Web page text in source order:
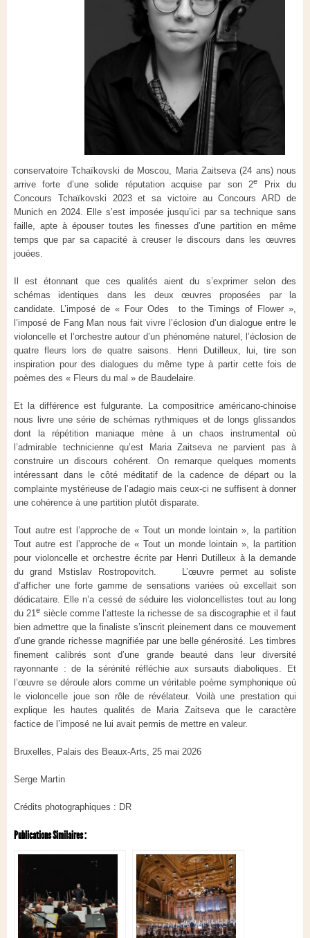
conservatoire Tchaïkovski de Moscou, Maria Zaitseva (24 ans) nous
arrive forte d’une solide réputation acquise par son 2e
Prix du
Concours Tchaïkovski 2023 et sa victoire au Concours ARD de
Munich en 2024. Elle s’est imposée jusqu’ici par sa technique sans
faille, apte à épouser toutes les finesses d’une partition en même
temps que par sa capacité à creuser le discours dans les œuvres
jouées.
Il est étonnant que ces qualités aient du s’exprimer selon des
schémas identiques dans les deux œuvres proposées par la
candidate. L’imposé de « Four Odes to the Timings of Flower »,
l’imposé de Fang Man nous fait vivre l’éclosion d’un dialogue entre le
violoncelle et l’orchestre autour d’un phénomène naturel, l’éclosion de
quatre fleurs lors de quatre saisons. Henri Dutilleux, lui, tire son
inspiration pour des dialogues du même type à partir cette fois de
poèmes des « Fleurs du mal » de Baudelaire.
Et la différence est fulgurante. La compositrice américano-chinoise
nous livre une série de schémas rythmiques et de longs glissandos
dont la répétition maniaque mène à un chaos instrumental où
l’admirable technicienne qu’est Maria Zaitseva ne parvient pas à
construire un discours cohérent. On remarque quelques moments
intéressant dans le côté méditatif de la cadence de départ ou la
complainte mystérieuse de l’adagio mais ceux-ci ne suffisent à donner
une cohérence à une partition plutôt disparate.
Tout autre est l’approche de « Tout un monde lointain », la partition
Tout autre est l’approche de « Tout un monde lointain », la partition
pour violoncelle et orchestre écrite par Henri Dutilleux à la demande
du grand Mstislav Rostropovitch. L’œuvre permet au soliste
d’afficher une forte gamme de sensations variées où excellait son
dédicataire. Elle n’a cessé de séduire les violoncellistes tout au long
du 21e siècle comme l’atteste la richesse de sa discographie et il faut
bien admettre que la finaliste s’inscrit pleinement dans ce mouvement
d’une grande richesse magnifiée par une belle générosité. Les timbres
finement calibrés sont d’une grande beauté dans leur diversité
rayonnante : de la sérénité réfléchie aux sursauts diaboliques. Et
l’œuvre se déroule alors comme un véritable poème symphonique où
le violoncelle joue son rôle de révélateur. Voilà une prestation qui
explique les hautes qualités de Maria Zaitseva que le caractère
factice de l’imposé ne lui avait permis de mettre en valeur.
Bruxelles, Palais des Beaux-Arts, 25 mai 2026
Serge Martin
Crédits photographiques : DR
Publications Similaires :